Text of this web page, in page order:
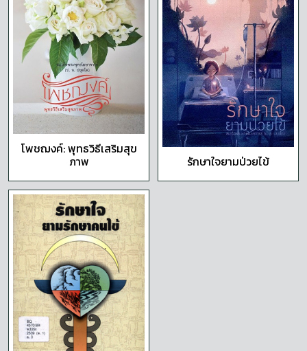
โพชฌงค์: พุทธวิธีเสริมสุข
ภาพ รักษาใจยามป่วยไข้